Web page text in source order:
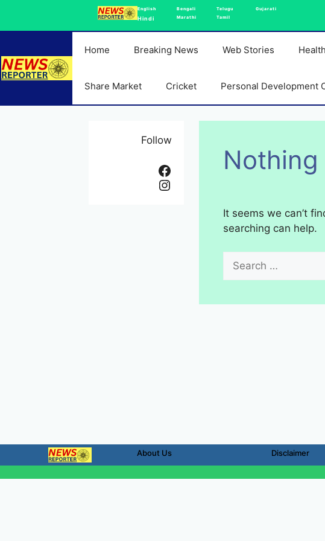
English
Hindi
Bengali
Marathi
Telugu
Tamil
Gujarati
Home Breaking News Web Stories
Share Market Cricket Personal Development
Nothing
It seems we can’t
searching can help.
for:
Follow
Facebook
Instagram
About Us Disclaimer